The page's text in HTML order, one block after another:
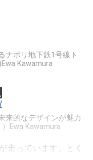
ナポリ地下鉄1号線ト
Kawamura
来的なデザインが魅力
Ewa Kawamura
走っています。とく